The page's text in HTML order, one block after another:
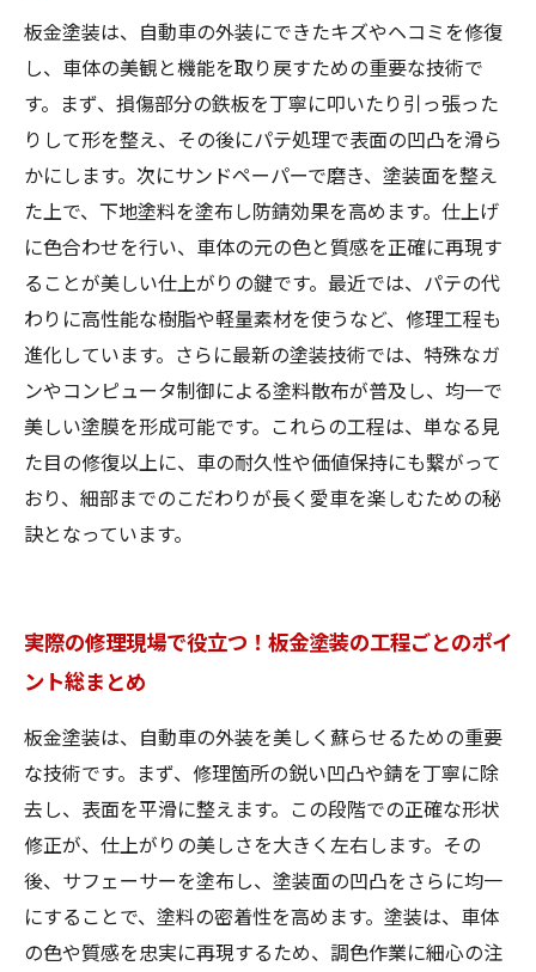
板金塗装は、自動車の外装にできたキズやヘコミを修復
し、車体の美観と機能を取り戻すための重要な技術で
す。まず、損傷部分の鉄板を丁寧に叩いたり引っ張った
りして形を整え、その後にパテ処理で表面の凹凸を滑ら
かにします。次にサンドペーパーで磨き、塗装面を整え
た上で、下地塗料を塗布し防錆効果を高めます。仕上げ
に色合わせを行い、車体の元の色と質感を正確に再現す
ることが美しい仕上がりの鍵です。最近では、パテの代
わりに高性能な樹脂や軽量素材を使うなど、修理工程も
進化しています。さらに最新の塗装技術では、特殊なガ
ンやコンピュータ制御による塗料散布が普及し、均一で
美しい塗膜を形成可能です。これらの工程は、単なる見
た目の修復以上に、車の耐久性や価値保持にも繋がって
おり、細部までのこだわりが長く愛車を楽しむための秘
訣となっています。
実際の修理現場で役立つ！板金塗装の工程ごとのポイ
ント総まとめ
板金塗装は、自動車の外装を美しく蘇らせるための重要
な技術です。まず、修理箇所の鋭い凹凸や錆を丁寧に除
去し、表面を平滑に整えます。この段階での正確な形状
修正が、仕上がりの美しさを大きく左右します。その
後、サフェーサーを塗布し、塗装面の凹凸をさらに均一
にすることで、塗料の密着性を高めます。塗装は、車体
の色や質感を忠実に再現するため、調色作業に細心の注